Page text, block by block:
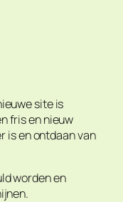
site is
fris en nieuw
is en ontdaan van
worden en